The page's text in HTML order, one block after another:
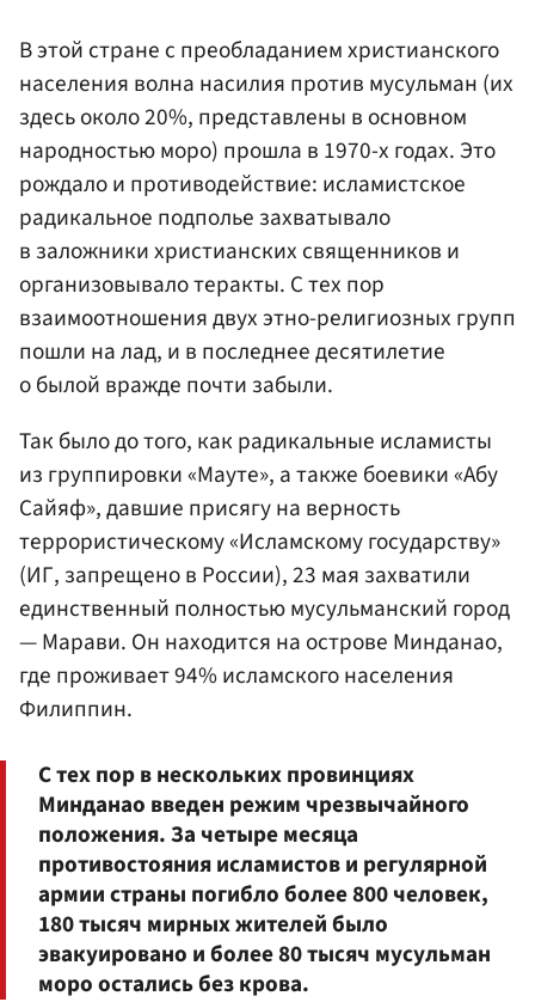
В этой стране с преобладанием христианского
населения волна насилия против мусульман (их
здесь около 20%, представлены в основном
народностью моро) прошла в 1970-х годах. Это
рождало и противодействие: исламистское
радикальное подполье захватывало
в заложники христианских священников и
организовывало теракты. С тех пор
взаимоотношения двух этно-религиозных групп
пошли на лад, и в последнее десятилетие
о былой вражде почти забыли.
Так было до того, как радикальные исламисты
из группировки «Мауте», а также боевики «Абу
Сайяф», давшие присягу на верность
террористическому «Исламскому государству»
(ИГ, запрещено в России), 23 мая захватили
единственный полностью мусульманский город
— Марави. Он находится на острове Минданао,
где проживает 94% исламского населения
Филиппин.
С тех пор в нескольких провинциях
Минданао введен режим чрезвычайного
положения. За четыре месяца
противостояния исламистов и регулярной
армии страны погибло более 800 человек,
180 тысяч мирных жителей было
эвакуировано и более 80 тысяч мусульман
моро остались без крова.